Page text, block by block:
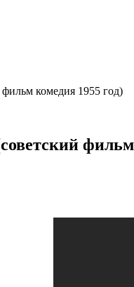
комедия 1955 год)
фильм